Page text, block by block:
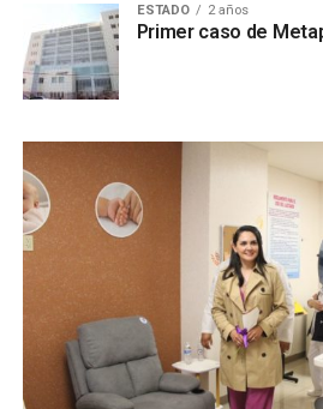
ESTADO 2 años
Primer caso de